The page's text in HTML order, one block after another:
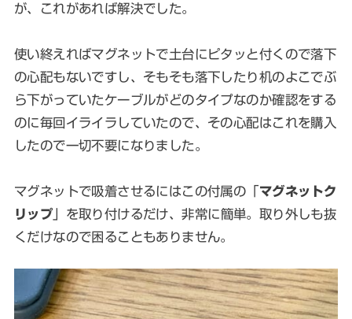
が、これがあれば解決でした。
使い終えればマグネットで土台にピタッと付くので落下
の心配もないですし、そもそも落下したり机のよこでぶ
ら下がっていたケーブルがどのタイプなのか確認をする
のに毎回イライラしていたので、その心配はこれを購入
したので一切不要になりました。
マグネットで吸着させるにはこの付属の「マグネットク
リップ 」を取り付けるだけ、非常に簡単。取り外しも抜
くだけなので困ることもありません。